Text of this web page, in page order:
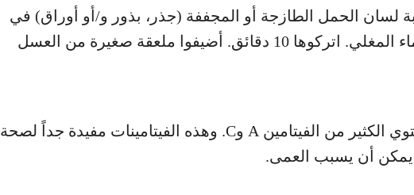
لسان الحمل الطازجة أو المجففة (جذر، بذور و/أو أوراق) في
250 ملل (كوب واحد) من الماء المغلي. اتركوها 10 دقائق. أضيفوا ملعقة صغيرة من العسل
أيضاً، أوراق لسان الحمل تحتوي الكثير من الفيتامين A وC. وهذه الفيتامينات مفيدة جداً لصحة
يمكن أن يسبب العمى.